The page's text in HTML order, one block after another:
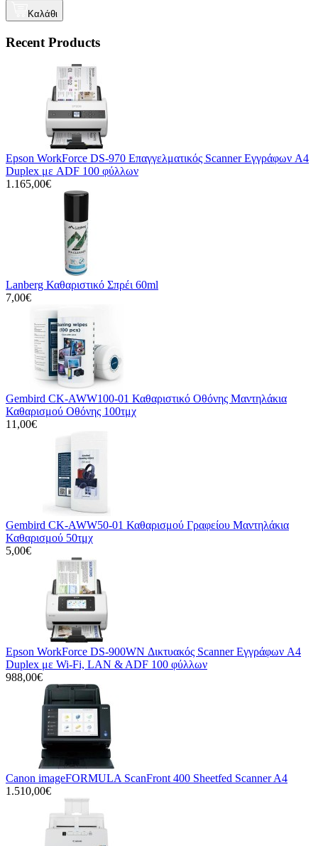
Καλάθι
Recent Products
Epson WorkForce DS-970 Επαγγελματικός Scanner Εγγράφων A4
Duplex με ADF 100 φύλλων
1.165,00€
Lanberg Καθαριστικό Σπρέι 60ml
7,00€
Gembird CK-AWW100-01 Καθαριστικό Οθόνης Μαντηλάκια
Καθαρισμού Οθόνης 100τμχ
11,00€
Gembird CK-AWW50-01 Καθαρισμού Γραφείου Μαντηλάκια
Καθαρισμού 50τμχ
5,00€
Epson WorkForce DS-900WN Δικτυακός Scanner Εγγράφων A4
Duplex με Wi-Fi, LAN & ADF 100 φύλλων
988,00€
Canon imageFORMULA ScanFront 400 Sheetfed Scanner A4
1.510,00€